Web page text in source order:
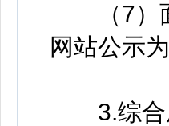
（7）面
网站公示为
3.综合